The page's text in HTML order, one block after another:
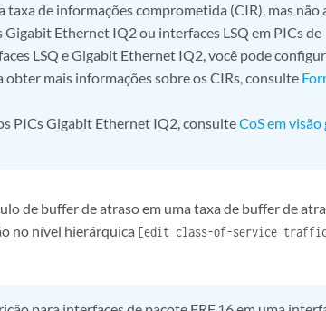
de informações comprometida (CIR), mas não
Gigabit Ethernet IQ2 ou interfaces LSQ em PICs de
LSQ e Gigabit Ethernet IQ2, você pode
obter mais informações sobre os CIRs, consulte
PICs Gigabit Ethernet IQ2, consulteCoS em visão
de buffer de atraso em uma taxa de buffer de
no nível hierárquica [edit class-of-service